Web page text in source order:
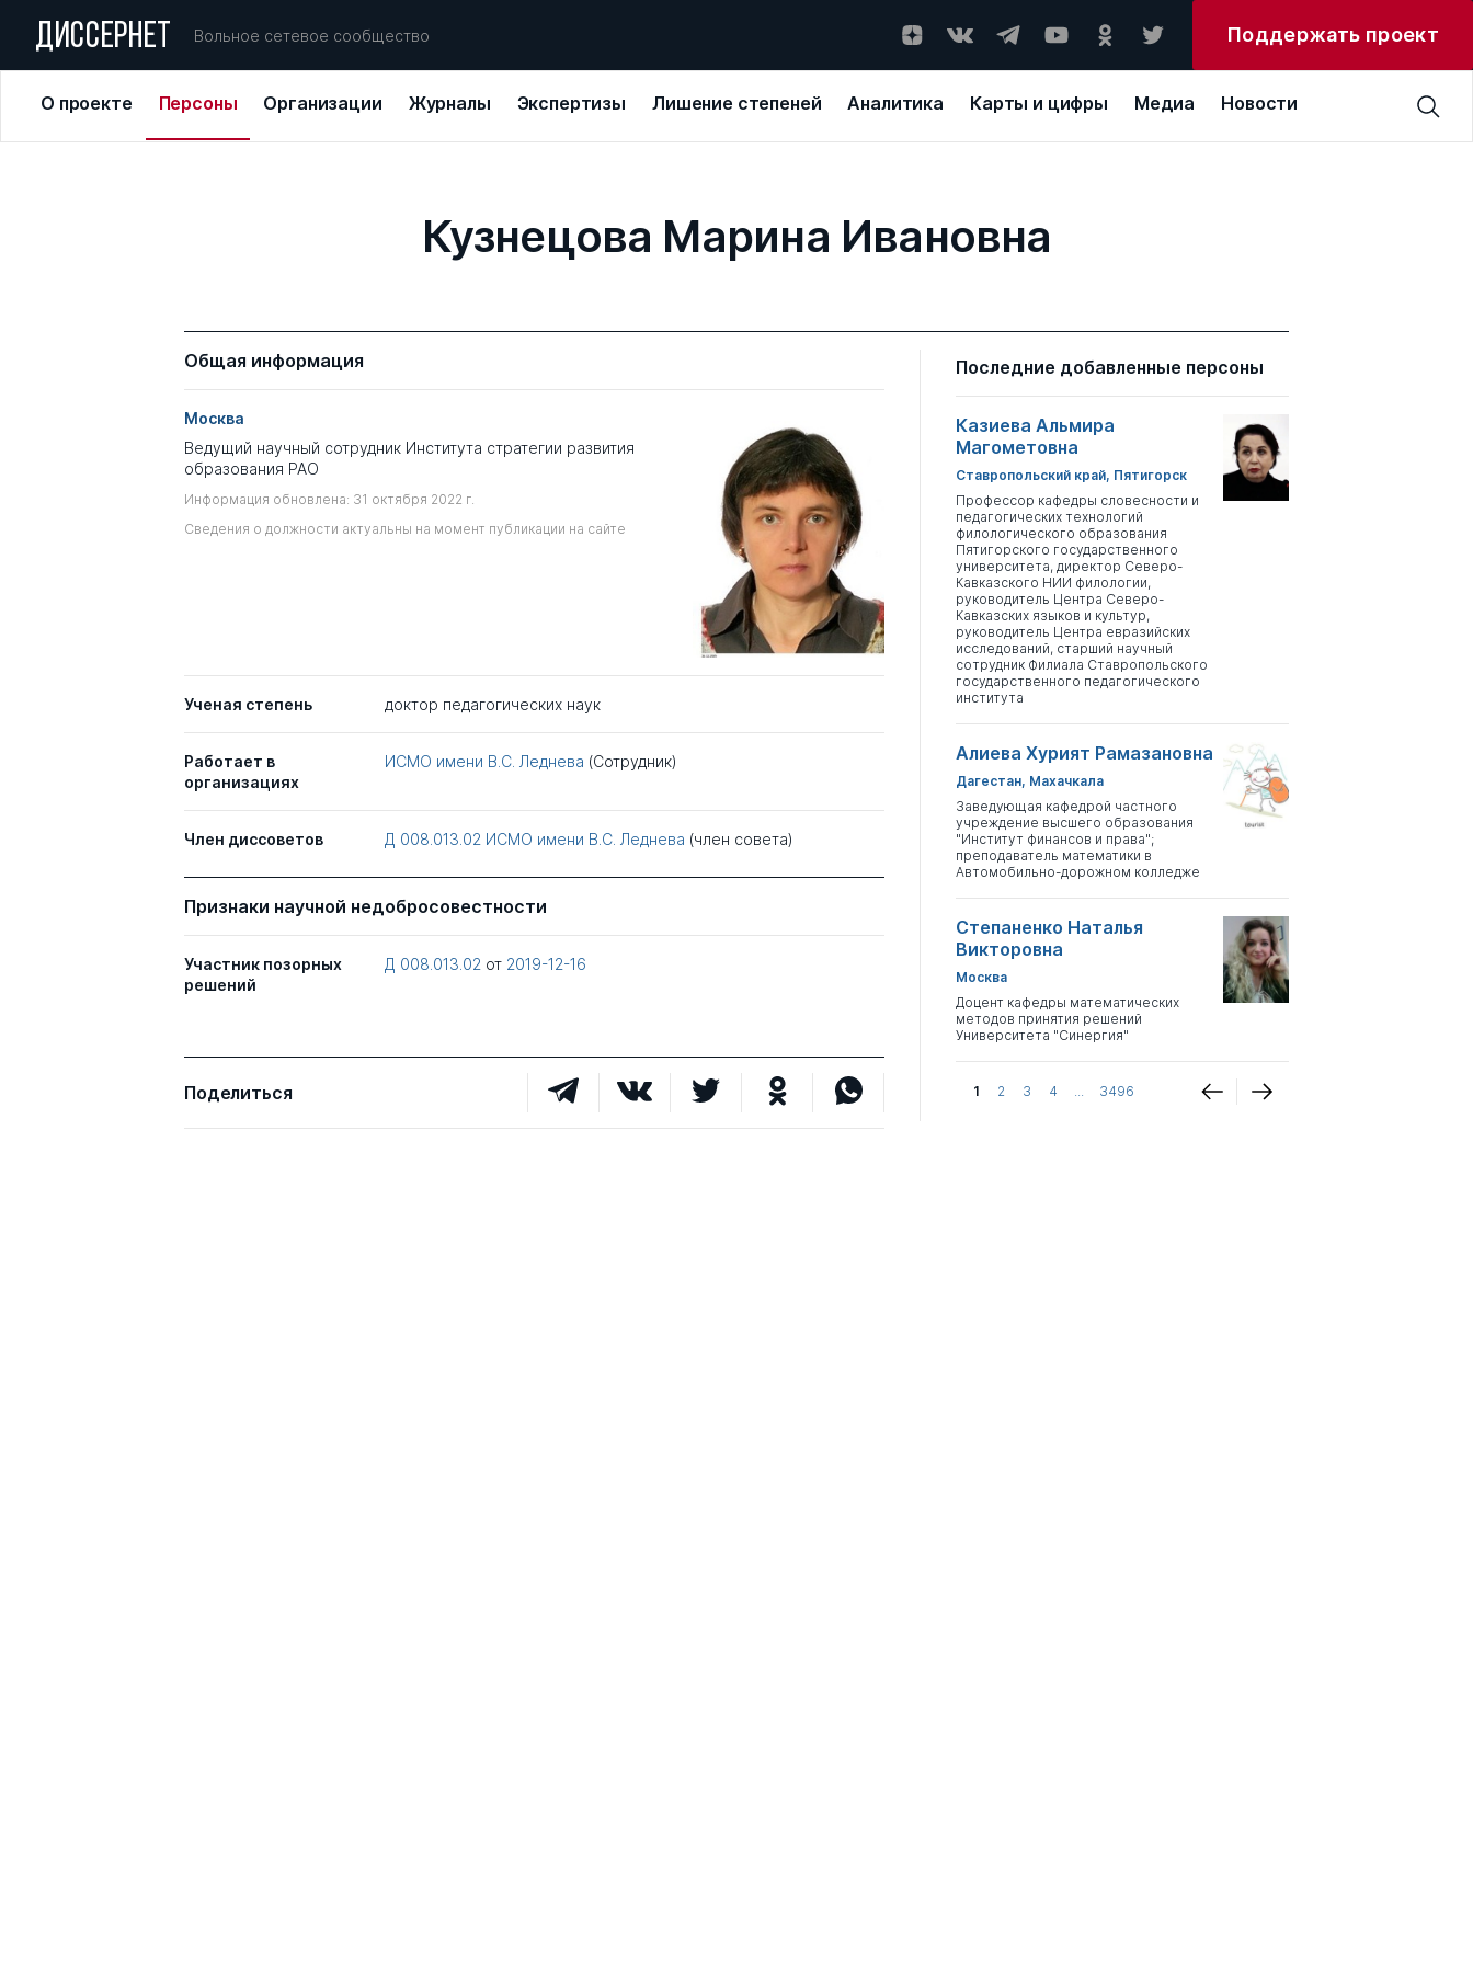
ДИССЕРНЕТ Вольное сетевое сообщество Поддержать проект
О проекте Персоны Организации Журналы Экспертизы Лишение степеней Аналитика Карты и цифры Медиа Новости
Кузнецова Марина Ивановна
Общая информация
Москва
Ведущий научный сотрудник Института стратегии развития
образования РАО
Информация обновлена: 31 октября 2022 г.
Сведения о должности актуальны на момент публикации на сайте
Ученая степень доктор педагогических наук
Работает в
организациях
ИСМО имени В.С. Леднева (Сотрудник)
Член диссоветов Д 008.013.02 ИСМО имени В.С. Леднева (член совета)
Признаки научной недобросовестности
Участник позорных
решений
Д 008.013.02 от 2019-12-16
Поделиться
Последние добавленные персоны
Казиева Альмира
Магометовна
Ставропольский край, Пятигорск
Профессор кафедры словесности и
педагогических технологий
филологического образования
Пятигорского государственного
университета, директор Северо-
Кавказского НИИ филологии,
руководитель Центра Северо-
Кавказских языков и культур,
руководитель Центра евразийских
исследований, старший научный
сотрудник Филиала Ставропольского
государственного педагогического
института
Алиева Хурият Рамазановна
Дагестан, Махачкала
Заведующая кафедрой частного
учреждение высшего образования
"Институт финансов и права";
преподаватель математики в
Автомобильно-дорожном колледже
Степаненко Наталья
Викторовна
Москва
Доцент кафедры математических
методов принятия решений
Университета "Синергия"
1 2 3 4 ... 3496